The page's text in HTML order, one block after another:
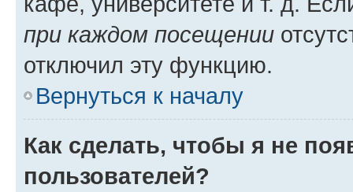
при каждом посещении
отключил эту функцию.
Вернуться к началу
Как сделать, чтобы я не
пользователей?